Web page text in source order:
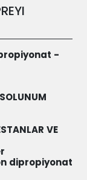
-
VE
dipropiyonat